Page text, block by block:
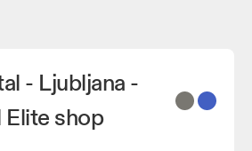
- Ljubljana -
Elite shop